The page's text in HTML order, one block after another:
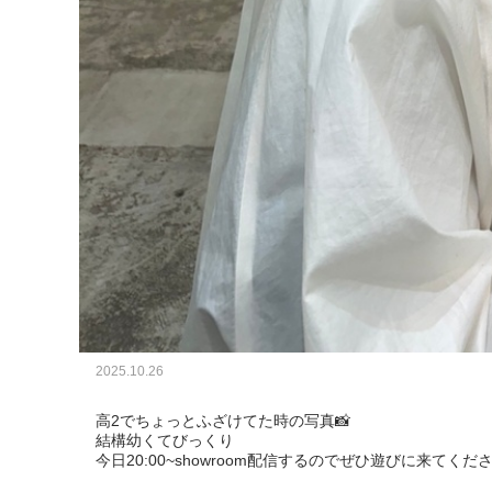
2025.10.26
高2でちょっとふざけてた時の写真📸
結構幼くてびっくり
今日20:00~showroom配信するのでぜひ遊びに来てくだ